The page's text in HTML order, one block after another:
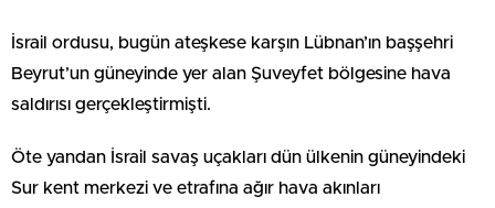
İsrail ordusu, bugün ateşkese karşın Lübnan’ın başşehri
Beyrut’un güneyinde yer alan Şuveyfet bölgesine hava
saldırısı gerçekleştirmişti.
Öte yandan İsrail savaş uçakları dün ülkenin güneyindeki
Sur kent merkezi ve etrafına ağır hava akınları